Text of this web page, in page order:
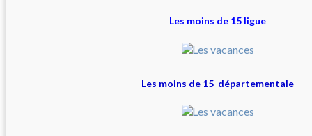
Les moins de 15 ligue
Les moins de 15 départementale